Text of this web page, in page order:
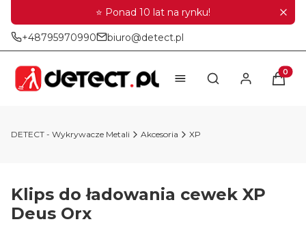
⭐ Ponad 10 lat na rynku!
+48795970990 biuro@detect.pl
Otwórz
DETECT - Wykrywacze Metali Akcesoria XP
Klips do ładowania cewek XP
Deus Orx